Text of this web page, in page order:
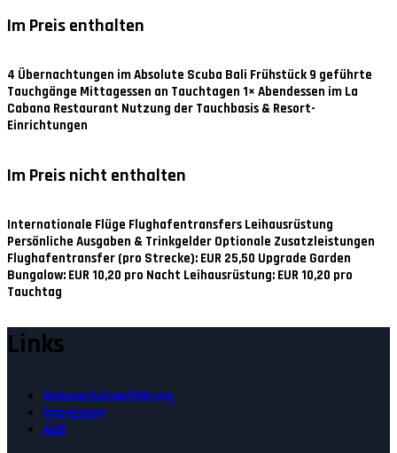
Im Preis enthalten
4 Übernachtungen im Absolute Scuba Bali Frühstück 9 geführte
Tauchgänge Mittagessen an Tauchtagen 1× Abendessen im La
Cabana Restaurant Nutzung der Tauchbasis & Resort-
Einrichtungen
Im Preis nicht enthalten
Internationale Flüge Flughafentransfers Leihausrüstung
Persönliche Ausgaben & Trinkgelder Optionale Zusatzleistungen
Flughafentransfer (pro Strecke): EUR 25,50 Upgrade Garden
Bungalow: EUR 10,20 pro Nacht Leihausrüstung: EUR 10,20 pro
Tauchtag
Links
Datenschutzerklärung
Impressum
AGB